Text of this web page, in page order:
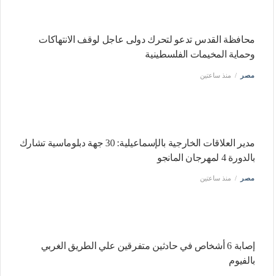
محافظة القدس تدعو لتحرك دولى عاجل لوقف الانتهاكات
وحماية المخيمات الفلسطينية
مصر منذ ساعتين
مدير العلاقات الخارجية بالإسماعيلية: 30 جهة دبلوماسية تشارك
بالدورة 4 لمهرجان المانجو
مصر منذ ساعتين
إصابة 6 أشخاص في حادثين متفرقين علي الطريق الغربي
بالفيوم